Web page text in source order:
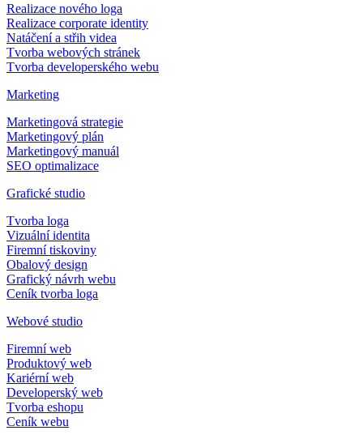
Realizace nového loga
Realizace corporate identity
Natáčení a střih videa
Tvorba webových stránek
Tvorba developerského webu
Marketing
Marketingová strategie
Marketingový plán
Marketingový manuál
SEO optimalizace
Grafické studio
Tvorba loga
Vizuální identita
Firemní tiskoviny
Obalový design
Grafický návrh webu
Ceník tvorba loga
Webové studio
Firemní web
Produktový web
Kariérní web
Developerský web
Tvorba eshopu
Ceník webu